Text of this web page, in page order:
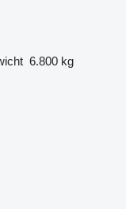
6.800 kg